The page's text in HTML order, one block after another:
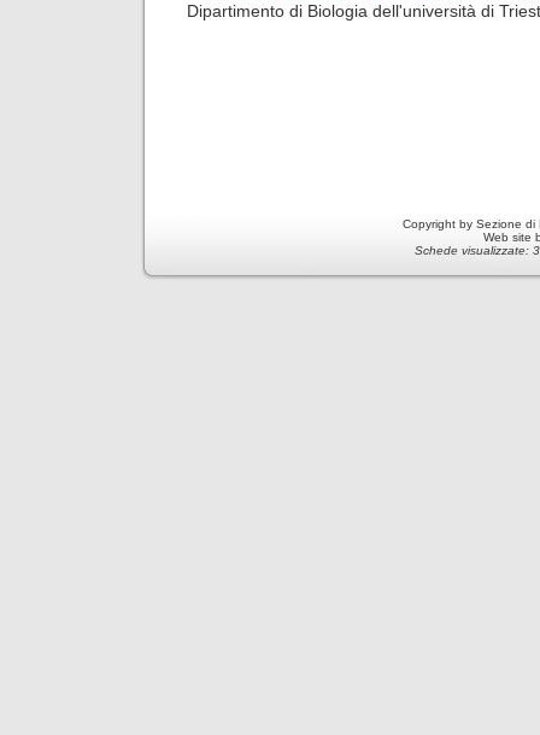
Dipartimento di Biologia dell'università di
Copyright by Sezione
Web site
Schede visualizzate: